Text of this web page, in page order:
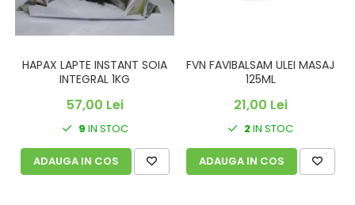
HAPAX LAPTE INSTANT SOIA
INTEGRAL 1KG
57,00 Lei
9 IN STOC
ADAUGA IN COS
FVN FAVIBALSAM ULEI MASAJ
125ML
21,00 Lei
2IN STOC
ADAUGA IN COS